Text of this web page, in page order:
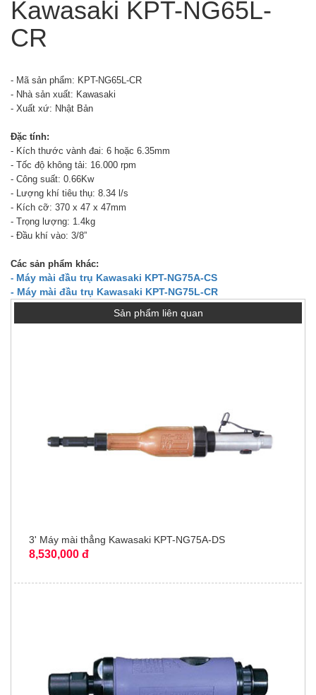
Kawasaki KPT-NG65L-
CR
- Mã sản phẩm: KPT-NG65L-CR
- Nhà sản xuất: Kawasaki
- Xuất xứ: Nhật Bản
Đặc tính:
- Kích thước vành đai: 6 hoặc 6.35mm
- Tốc độ không tải: 16.000 rpm
- Công suất: 0.66Kw
- Lượng khí tiêu thụ: 8.34 l/s
- Kích cỡ: 370 x 47 x 47mm
- Trọng lượng: 1.4kg
- Đầu khí vào: 3/8”
Các sản phẩm khác:
- Máy mài đầu trụ Kawasaki KPT-NG75A-CS
- Máy mài đầu trụ Kawasaki KPT-NG75L-CR
Sản phẩm liên quan
3' Máy mài thẳng Kawasaki KPT-NG75A-DS
8,530,000 đ